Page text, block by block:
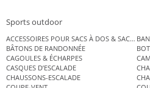
Sports outdoor
ACCESSOIRES POUR SACS À DOS & SACS
BÂTONS DE RANDONNÉE
CAGOULES & ÉCHARPES
CASQUES D’ESCALADE
CHAUSSONS-ESCALADE